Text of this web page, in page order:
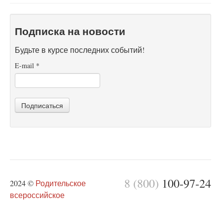
Подписка на новости
Будьте в курсе последних событий!
E-mail *
Подписаться
8 (800) 100-97-24
2024 © Родительское
всероссийское